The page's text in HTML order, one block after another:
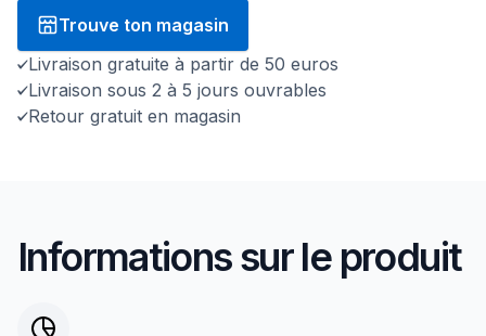
Trouve ton magasin
Livraison gratuite à partir de 50 euros
Livraison sous 2 à 5 jours ouvrables
Retour gratuit en magasin
Informations sur le produit